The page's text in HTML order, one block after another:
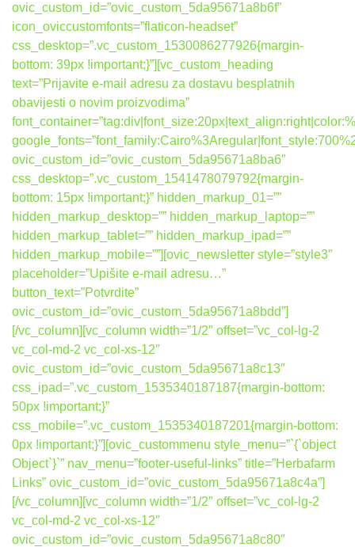
ovic_custom_id=”ovic_custom_5da95671a8b6f”
icon_oviccustomfonts=”flaticon-headset”
css_desktop=”.vc_custom_1530086277926{margin-
bottom: 39px !important;}”][vc_custom_heading
text=”Prijavite e-mail adresu za dostavu besplatnih
obavijesti o novim proizvodima”
ovic_custom_id=”ovic_custom_5da95671a8ba6″
css_desktop=”.vc_custom_1541478079792{margin-
bottom: 15px !important;}” hidden_markup_01=””
hidden_markup_desktop=”” hidden_markup_laptop=””
hidden_markup_tablet=”” hidden_markup_ipad=””
hidden_markup_mobile=””][ovic_newsletter style=”style3″
placeholder=”Upišite e-mail adresu…”
button_text=”Potvrdite”
ovic_custom_id=”ovic_custom_5da95671a8bdd”]
[/vc_column][vc_column width=”1/2″ offset=”vc_col-lg-2
vc_col-md-2 vc_col-xs-12″
ovic_custom_id=”ovic_custom_5da95671a8c13″
css_ipad=”.vc_custom_1535340187187{margin-bottom:
50px !important;}”
css_mobile=”.vc_custom_1535340187201{margin-bottom:
0px !important;}”][ovic_custommenu style_menu=”`{`object
Object`}`” nav_menu=”footer-useful-links” title=”Herbafarm
Links” ovic_custom_id=”ovic_custom_5da95671a8c4a”]
[/vc_column][vc_column width=”1/2″ offset=”vc_col-lg-2
vc_col-md-2 vc_col-xs-12″
ovic_custom_id=”ovic_custom_5da95671a8c80″